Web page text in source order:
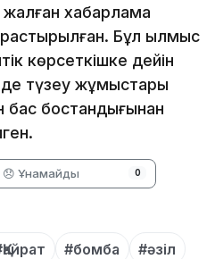
жалған хабарлама
Бұл қылмыс
көрсеткішке дейін
түзеу жұмыстары
бас бостандығынан
😞 Ұнамайды 0
#бомба #әзіл